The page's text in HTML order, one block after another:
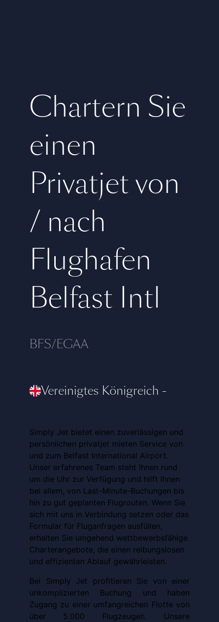
Chartern Sie
einen
Privatjet von
/ nach
Flughafen
Belfast Intl
BFS/EGAA
Vereinigtes Königreich -
Simply Jet bietet einen zuverlässigen und
persönlichen privatjet mieten Service von
und zum Belfast International Airport.
Unser erfahrenes Team steht Ihnen rund
um die Uhr zur Verfügung und hilft Ihnen
bei allem, von Last-Minute-Buchungen bis
hin zu gut geplanten Flugrouten. Wenn Sie
sich mit uns in Verbindung setzen oder das
Formular für Fluganfragen ausfüllen,
erhalten Sie umgehend wettbewerbsfähige
Charterangebote, die einen reibungslosen
und effizienten Ablauf gewährleisten.
Bei Simply Jet profitieren Sie von einer
unkomplizierten Buchung und haben
Zugang zu einer umfangreichen Flotte von
über 5.000 Flugzeugen. Unsere